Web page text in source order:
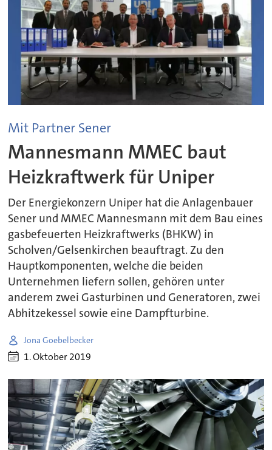
Mit Partner Sener
Mannesmann MMEC baut
Heizkraftwerk für Uniper
Der Energiekonzern Uniper hat die Anlagenbauer
Sener und MMEC Mannesmann mit dem Bau eines
gasbefeuerten Heizkraftwerks (BHKW) in
Scholven/Gelsenkirchen beauftragt. Zu den
Hauptkomponenten, welche die beiden
Unternehmen liefern sollen, gehören unter
anderem zwei Gasturbinen und Generatoren, zwei
Abhitzekessel sowie eine Dampfturbine.
Jona Goebelbecker
1. Oktober 2019